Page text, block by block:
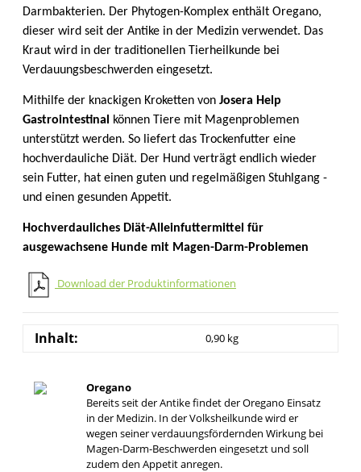
Darmbakterien. Der Phytogen-Komplex enthält Oregano,
dieser wird seit der Antike in der Medizin verwendet. Das
Kraut wird in der traditionellen Tierheilkunde bei
Verdauungsbeschwerden eingesetzt.
Mithilfe der knackigen Kroketten von Josera Help
Gastrointestinal
können Tiere mit Magenproblemen
unterstützt werden. So liefert das Trockenfutter eine
hochverdauliche Diät. Der Hund verträgt endlich wieder
sein Futter, hat einen guten und regelmäßigen Stuhlgang -
und einen gesunden Appetit.
Hochverdauliches Diät-Alleinfuttermittel für
ausgewachsene Hunde mit Magen-Darm-Problemen
Download der Produktinformationen
Inhalt: 0,90 kg
Oregano
Bereits seit der Antike findet der Oregano Einsatz
in der Medizin. In der Volksheilkunde wird er
wegen seiner verdauungsfördernden Wirkung bei
Magen-Darm-Beschwerden eingesetzt und soll
zudem den Appetit anregen.